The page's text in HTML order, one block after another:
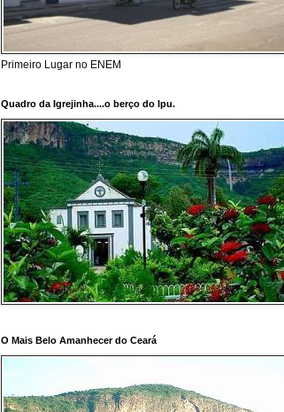
Primeiro Lugar no ENEM
Quadro da Igrejinha....o berço do Ipu.
O Mais Belo Amanhecer do Ceará